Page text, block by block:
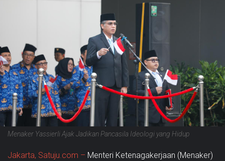
Menaker Yassierli Ajak Jadikan Pancasila Ideologi yang Hidup
Jakarta, Satuju.com – Menteri Ketenagakerjaan (Menaker)